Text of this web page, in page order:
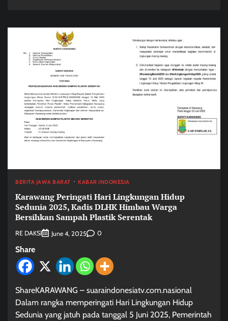
BERITA JAWA BARAT KABAR INDONESIA
Karawang Peringati Hari Lingkungan Hidup
Sedunia 2025, Kadis DLHK Himbau Warga
Bersihkan Sampah Plastik Serentak
RE DAKSI June 4, 2025 0
Share
ShareKARAWANG – suaraindonesiatv.com.nasional
Dalam rangka memperingati Hari Lingkungan Hidup
Sedunia yang jatuh pada tanggal 5 Juni 2025, Pemerintah